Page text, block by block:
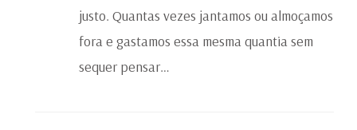
justo. Quantas vezes jantamos ou almoçamos
fora e gastamos essa mesma quantia sem
sequer pensar…